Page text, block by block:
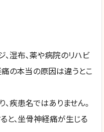
湿布、薬や病院のリハビ
の本当の原因は違うとこ
疾患名ではありません。
と、坐骨神経痛が生じる